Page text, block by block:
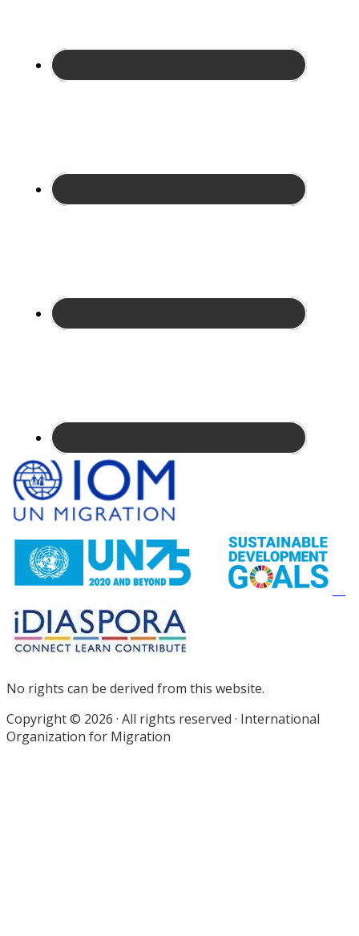
Site
Footer
No rights can be derived from this website.
Copyright © 2026 · All rights reserved · International
Organization for Migration